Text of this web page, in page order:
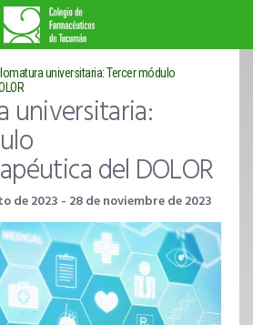
universitaria: Tercer módulo
universitaria:
del DOLOR
de 2023 - 28 de noviembre de 2023